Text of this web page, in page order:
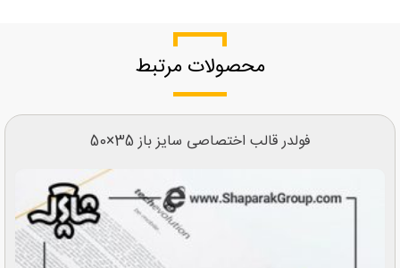
محصولات مرتبط
فولدر قالب اختصاصی سایز باز 35×50